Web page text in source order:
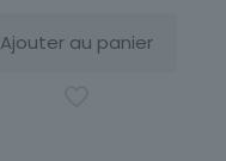
Ajouter au panier